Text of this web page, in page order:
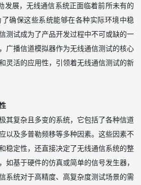
发展，无线通信系统正面临着前所未有的
确保这些系统能够在各种实际环境中稳
测试成为了产品开发过程中不可或缺的一
广播信道模拟器作为无线通信测试的核心
灵活的应用性，引领着无线通信测试的新
复杂且多变的系统，它包括了各种信道
以及多普勒频移等多种因素。这些因素不
稳定性，还直接决定了无线通信系统的整
如基于硬件的仿真或简单的信号发生器，
系统对于高精度、高复杂度测试场景的需